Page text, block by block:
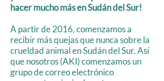
hacer mucho más en Sudán del Sur!
A partir de 2016, comenzamos a
recibir más quejas que nunca sobre la
crueldad animal en Sudán del Sur. Así
que nosotros (AKI) comenzamos un
grupo de correo electrónico